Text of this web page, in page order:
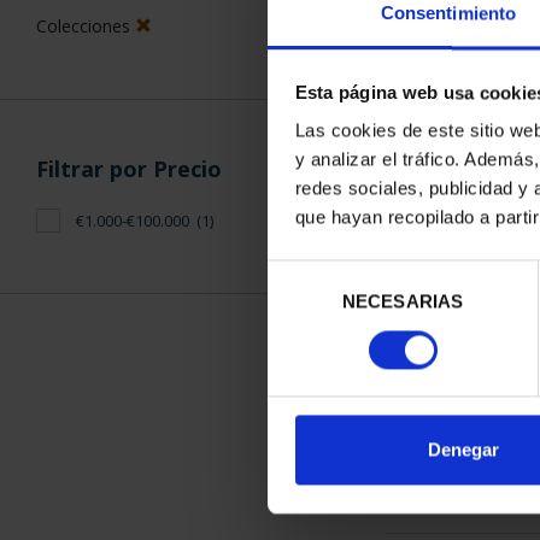
Consentimiento
Esta página web usa
Las cookies de este sitio
y analizar el tráfico.
redes sociales, publicidad y
que hayan recopilado a
consentimiento
NECESARIAS
Denegar
Colecciones
Filtrar por Precio
€1.000-€100.000 (1)
CIUDADES
LA
ORDENAR POR: